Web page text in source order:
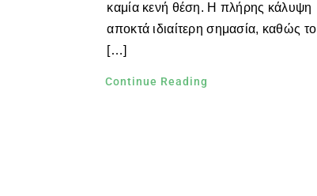
καμία κενή θέση. Η πλήρης κάλυψη
αποκτά ιδιαίτερη σημασία, καθώς το
[…]
Continue Reading